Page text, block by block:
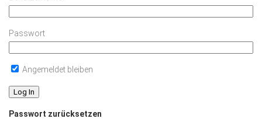
Passwort
Angemeldet bleiben
Passwort zurücksetzen